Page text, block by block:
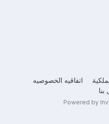
اتفاقيه الخصوصيه
Powered by